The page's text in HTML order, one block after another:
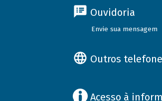
Ouvidoria
Envie sua mensagem
Outros
Acesso à